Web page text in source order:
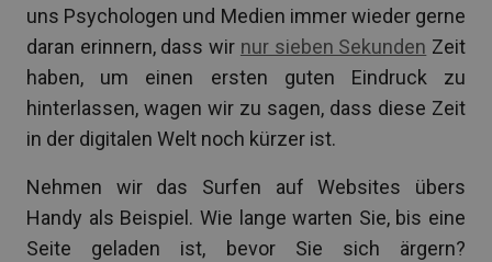
uns Psychologen und Medien immer wieder gerne
daran erinnern, dass wir nur sieben Sekunden Zeit
haben, um einen ersten guten Eindruck zu
hinterlassen, wagen wir zu sagen, dass diese Zeit
in der digitalen Welt noch kürzer ist.
Nehmen wir das Surfen auf Websites übers
Handy als Beispiel. Wie lange warten Sie, bis eine
Seite geladen ist, bevor Sie sich ärgern?